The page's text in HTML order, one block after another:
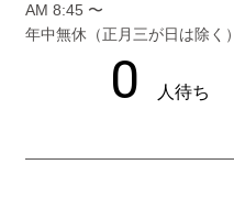
AM 8:45 〜
年中無休（正月三が日は除く）